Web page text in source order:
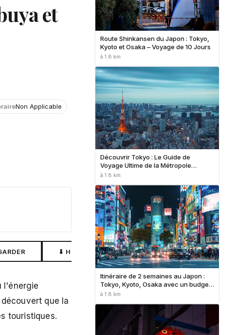
et
Non Applicable
⬇ HORS LIGNE
l'énergie
que la
touristiques.
Route Shinkansen du Japon : Tokyo,
Kyoto et Osaka – Voyage de 10 Jours
à 1.8 km
Découvrir Tokyo : Le Guide de
Voyage Ultime de la Métropole
Moderne du Japon
à 1.8 km
Itinéraire de 2 semaines au Japon :
Tokyo, Kyoto, Osaka avec un budget
de 50 $/jour
à 1.8 km